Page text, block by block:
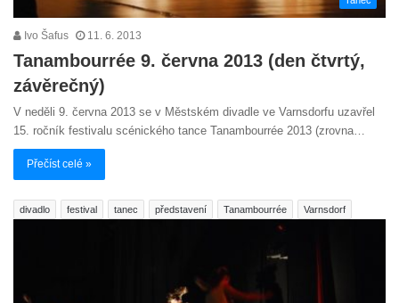
Ivo Šafus 11. 6. 2013
Tanambourrée 9. června 2013 (den čtvrtý,
závěrečný)
V neděli 9. června 2013 se v Městském divadle ve Varnsdorfu uzavřel
15. ročník festivalu scénického tance Tanambourrée 2013 (zrovna…
Přečíst celé »
divadlo festival tanec představení Tanambourrée Varnsdorf